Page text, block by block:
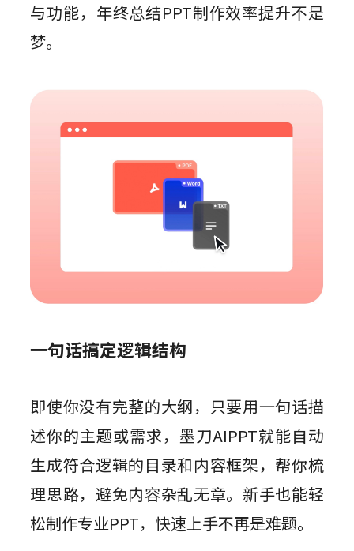
与功能，年终总结PPT制作效率提升不是
梦。
一句话搞定逻辑结构
即使你没有完整的大纲，只要用一句话描
述你的主题或需求，墨刀AIPPT就能自动
生成符合逻辑的目录和内容框架，帮你梳
理思路，避免内容杂乱无章。新手也能轻
松制作专业PPT，快速上手不再是难题。